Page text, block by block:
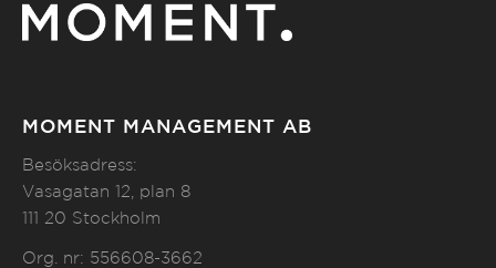
MOMENT MANAGEMENT AB
Besöksadress:
Vasagatan 12, plan 8
111 20 Stockholm
Org. nr: 556608-3662